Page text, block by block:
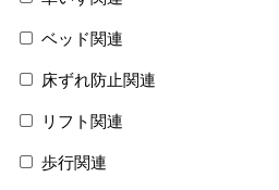
ベッド関連
床ずれ防止関連
リフト関連
歩行関連